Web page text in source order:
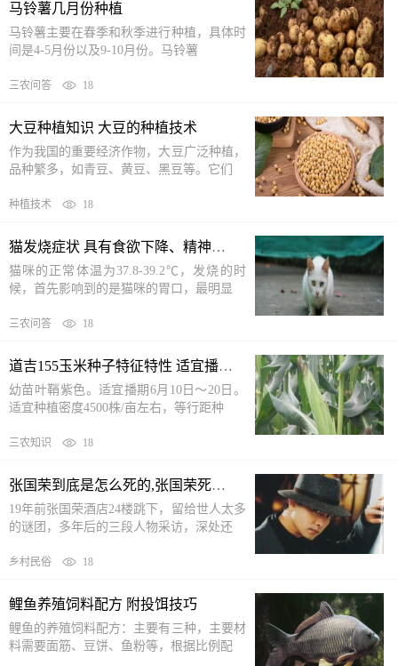
马铃薯几月份种植
马铃薯主要在春季和秋季进行种植，具体时
间是4-5月份以及9-10月份。马铃薯
三农问答 18
大豆种植知识 大豆的种植技术
作为我国的重要经济作物，大豆广泛种植，
品种繁多，如青豆、黄豆、黑豆等。它们
种植技术 18
猫发烧症状 具有食欲下降、精神沉郁、嗜睡等表现
猫咪的正常体温为37.8-39.2℃，发烧的时
候，首先影响到的是猫咪的胃口，最明显
三农问答 18
道吉155玉米种子特征特性 适宜播期6月10日～20日
幼苗叶鞘紫色。适宜播期6月10日～20日。
适宜种植密度4500株/亩左右，等行距种
三农知识 18
张国荣到底是怎么死的,张国荣死亡的原因
19年前张国荣酒店24楼跳下，留给世人太多
的谜团，多年后的三段人物采访，深处还
乡村民俗 18
鲤鱼养殖饲料配方 附投饵技巧
鲤鱼的养殖饲料配方：主要有三种，主要材
料需要面筋、豆饼、鱼粉等，根据比例配